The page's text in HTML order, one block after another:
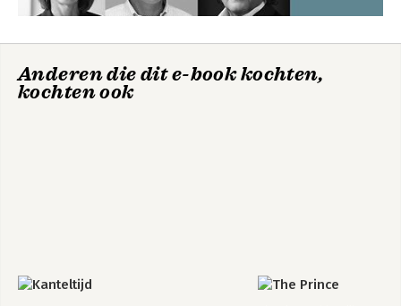
Bekijk alle boeken
Anderen die dit e-book kochten,
kochten ook